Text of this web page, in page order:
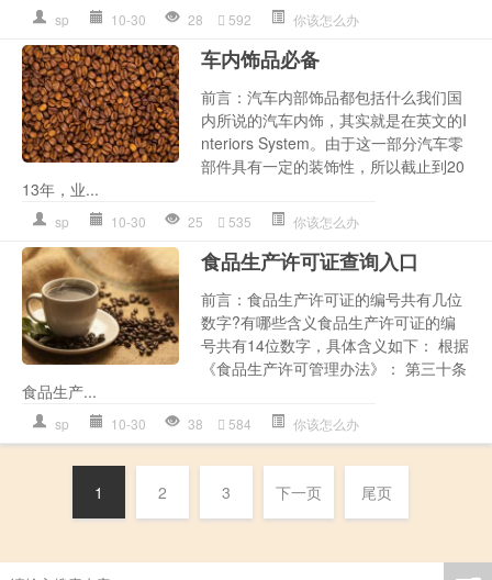
sp 10-30 28 592 你该怎么办
车内饰品必备
前言：汽车内部饰品都包括什么我们国
内所说的汽车内饰，其实就是在英文的I
nteriors System。由于这一部分汽车零
部件具有一定的装饰性，所以截止到20
13年，业...
sp 10-30 25 535 你该怎么办
食品生产许可证查询入口
前言：食品生产许可证的编号共有几位
数字?有哪些含义食品生产许可证的编
号共有14位数字，具体含义如下： 根据
《食品生产许可管理办法》： 第三十条
食品生产...
sp 10-30 38 584 你该怎么办
1 2 3 下一页 尾页